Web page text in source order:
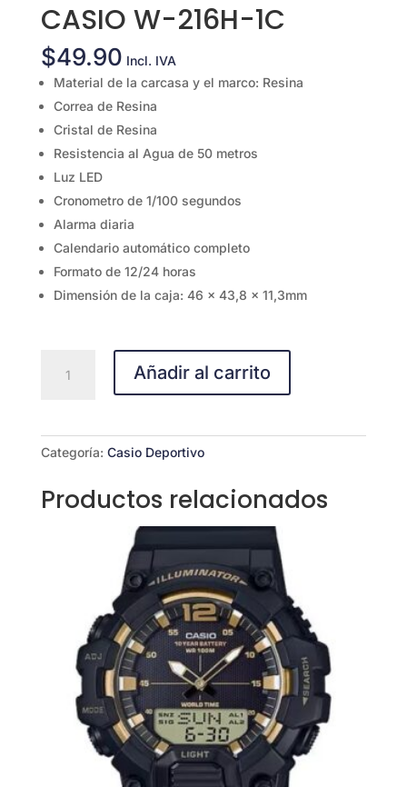
CASIO W-216H-1C
$49.90 Incl. IVA
Material de la carcasa y el marco: Resina
Correa de Resina
Cristal de Resina
Resistencia al Agua de 50 metros
Luz LED
Cronometro de 1/100 segundos
Alarma diaria
Calendario automático completo
Formato de 12/24 horas
Dimensión de la caja: 46 x 43,8 x 11,3mm
Añadir al carrito
Categoría: Casio Deportivo
Productos relacionados